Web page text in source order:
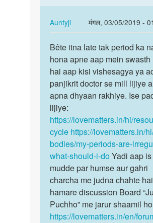
nahi
ya…
by
Prashant
peried…
Auntyji
मंगल, 03/05/2019 -
In
reply
to
3
manth
ho
gaye
peried…
by
Manisha
baghel
Bête
itna
late
tak
period
ka…
Bête itna late tak period ka
hona apne aap mein swasth
hai aap kisi vishesagya ya
panjikrit doctor se mill lijiye
apna dhyaan rakhiye. Ise
lijiye:
https://lovematters.in/hi/
cycle https://lovematters.in/
bodies/my-periods-are-
what-should-i-doYadi aap is
mudde par humse aur gahri
charcha me judna chahte
hamare discussion Board
Puchho” me jarur shaamil
https://lovematters.in/en/